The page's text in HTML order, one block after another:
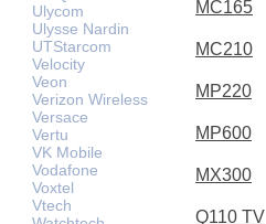
Ulycom
Ulysse Nardin
UTStarcom
Velocity
Veon
Verizon Wireless
Versace
Vertu
VK Mobile
Vodafone
Voxtel
Vtech
MC165
MC210
MP220
MP600
MX300
Q110 TV